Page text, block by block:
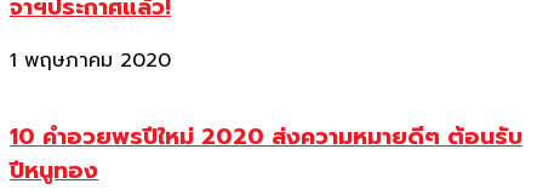
1 พฤษภาคม 2020
10 คำอวยพรปีใหม่ 2020 ส่งความหมายดีๆ ต้อนรับ
ปีหนูทอง